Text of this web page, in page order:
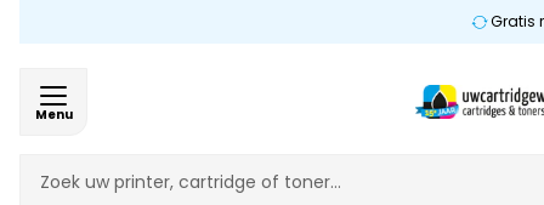
Gratis
Menu